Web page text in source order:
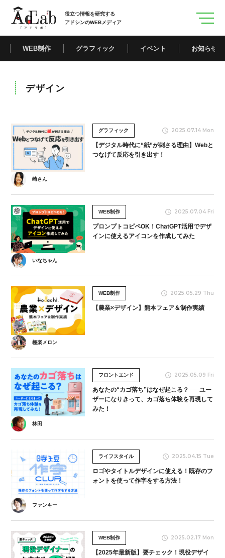
役立つ情報を研究する
アドシンのWEBメディア
WEB制作 グラフィック イベント お知らせ
デザイン
グラフィック 2025.07.14 Mon
【デジタル時代に“紙”が刺さる理由】Webと
つなげて反応を引き出す！
崎さん
WEB制作 2025.07.04 Fri
プロンプトコピペOK！ChatGPT活用でデザ
インに使えるアイコンを作成してみた
いなちゃん
WEB制作 2025.05.29 Thu
【農業×デザイン】熊本フェア＆制作実績
極楽メロン
フロントエンド 2025.05.09 Fri
あなたの“カゴ落ち”はなぜ起こる？ ──ユー
ザーになりきって、カゴ落ち体験を再現して
みた！
林田
ライフスタイル 2025.04.15 Tue
ロゴやタイトルデザインに使える！既存のフ
ォントを使って作字をする方法！
ファンキー
WEB制作 2025.02.17 Mon
【2025年最新版】要チェック！現役デザイ